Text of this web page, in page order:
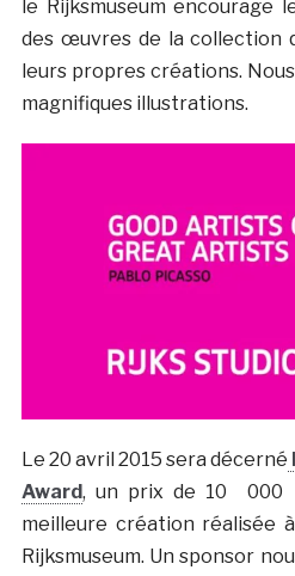
le Rijksmuseum encourage
des œuvres de la collection
leurs propres créations. Nous
magnifiques illustrations.
Le 20 avril 2015 sera décerné
Award, un prix de 10 000
meilleure création réalisée
Rijksmuseum. Un sponsor